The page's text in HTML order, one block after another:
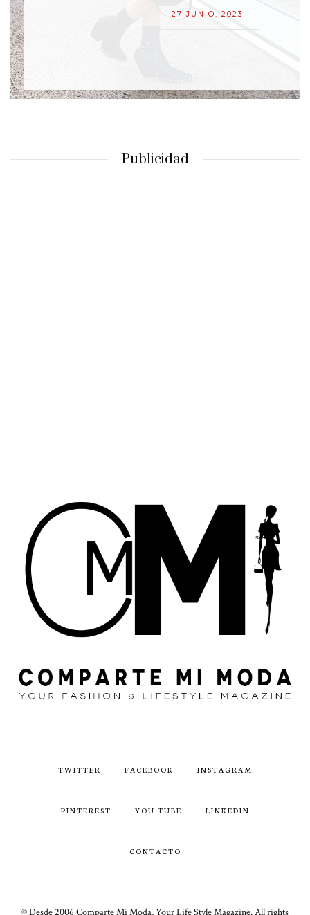
27 JUNIO, 2023
Publicidad
TWITTER FACEBOOK INSTAGRAM
PINTEREST YOU TUBE LINKEDIN
CONTACTO
© Desde 2006 Comparte Mi Moda, Your Life Style Magazine. All rights